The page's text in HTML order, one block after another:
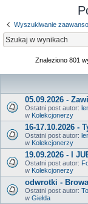
Wyszukiwanie
Znaleziono 801
05.09.2026 -
Ostatni post autor:
w Kolekcjonerzy
16-17.10.2026 -
Ostatni post autor:
w Kolekcjonerzy
19.09.2026 - I
Ostatni post autor:
w Kolekcjonerzy
odwrotki -
Ostatni post autor:
w Giełda